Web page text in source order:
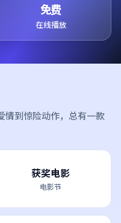
免费
在线播放
情到惊险动作，总有一款
获奖电影
电影节